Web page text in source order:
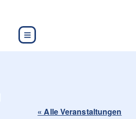
« Alle Veranstaltungen